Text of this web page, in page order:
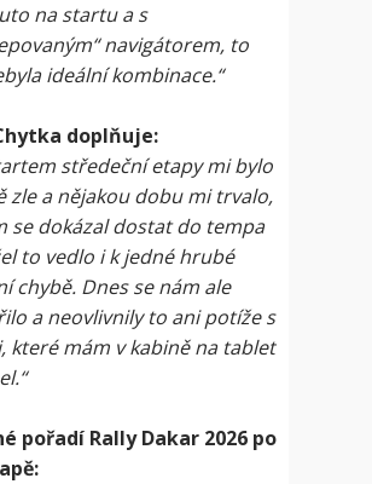
na startu a s
navigátorem, to
ideální kombinace.“
doplňuje:
středeční etapy mi bylo
zle a nějakou dobu mi trvalo,
se dokázal dostat do tempa
to vedlo i k jedné hrubé
chybě. Dnes se nám ale
a neovlivnily to ani potíže s
které mám v kabině na tablet
pořadí Rally Dakar 2026 po